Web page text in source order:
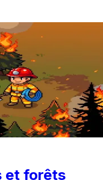
et forêts